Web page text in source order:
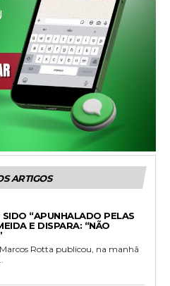
ARTIGOS
“APUNHALADO PELAS
E DISPARA: “NÃO
Rotta publicou, na manhã